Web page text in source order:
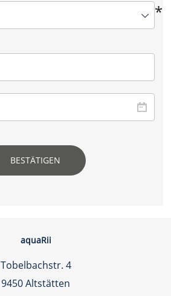
*
BESTÄTIGEN
aquaRii
Tobelbachstr. 4
9450 Altstätten